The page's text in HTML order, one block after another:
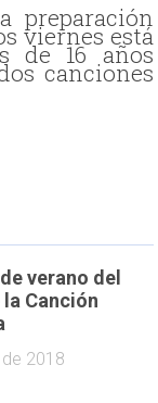
preparación
viernes está
de 16 años
canciones
verano del
Canción
2018